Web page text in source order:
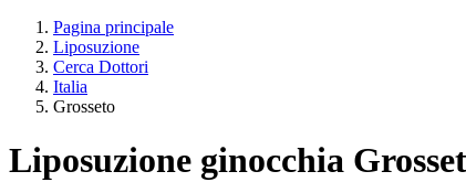
Pagina principale
Liposuzione
Cerca Dottori
Italia
Grosseto
Liposuzione ginocchia